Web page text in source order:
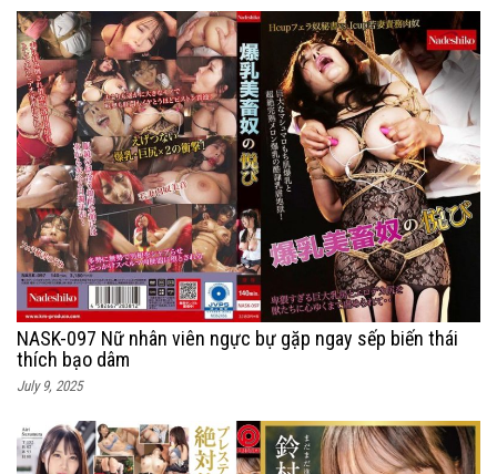
NASK-097 Nữ nhân viên ngực bự gặp ngay sếp biến thái
thích bạo dâm
July 9, 2025